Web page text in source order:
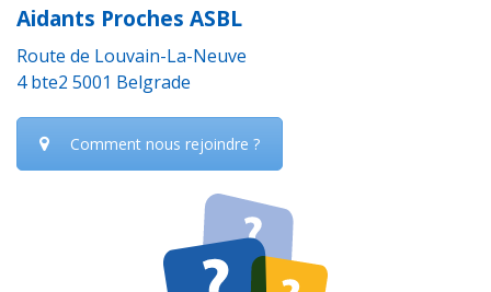
Aidants Proches ASBL
Route de Louvain-La-Neuve
4 bte2 5001 Belgrade
Comment nous rejoindre ?